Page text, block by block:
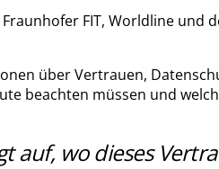
FIT, Worldline
über Vertrauen,
beachten müssen und
wo dieses